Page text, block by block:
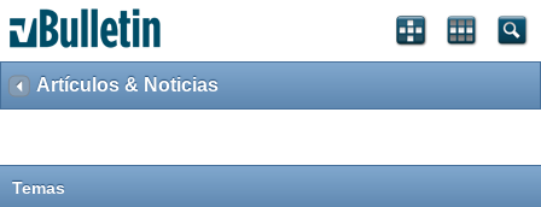
Artículos & Noticias
Temas